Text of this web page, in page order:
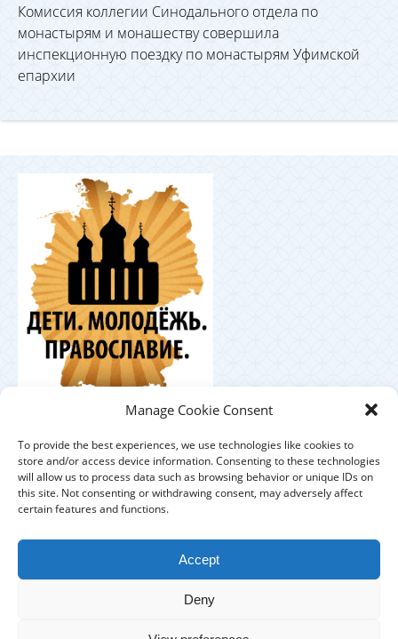
Manage Cookie Consent
To provide the best experiences, we use technologies like cookies to
store and/or access device information. Consenting to these technologies
will allow us to process data such as browsing behavior or unique IDs on
this site. Not consenting or withdrawing consent, may adversely affect
certain features and functions.
Accept
Deny
Комиссия коллегии Синодального отдела по
монастырям и монашеству совершила
инспекционную поездку по монастырям Уфимской
епархии
центр по работе с православной молодёжью в
Германии